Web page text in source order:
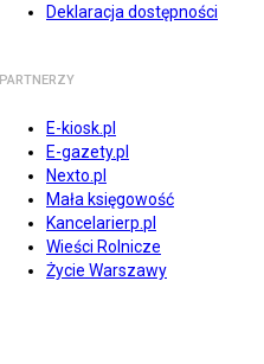
Deklaracja dostępności
PARTNERZY
E-kiosk.pl
E-gazety.pl
Nexto.pl
Mała księgowość
Kancelarierp.pl
Wieści Rolnicze
Życie Warszawy